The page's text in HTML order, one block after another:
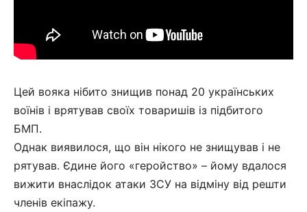
Цей вояка нібито знищив понад 20 українських
воїнів і врятував своїх товаришів із підбитого
БМП.
Однак виявилося, що він нікого не знищував і не
рятував. Єдине його «геройство» – йому вдалося
вижити внаслідок атаки ЗСУ на відміну від решти
членів екіпажу.